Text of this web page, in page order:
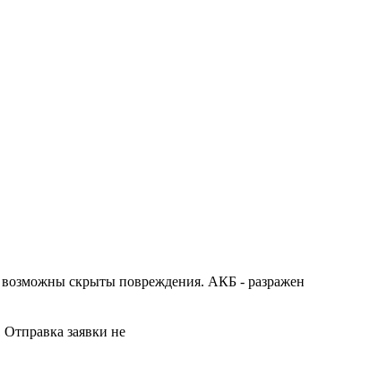
скрыты повреждения. АКБ - разражен
заявки не